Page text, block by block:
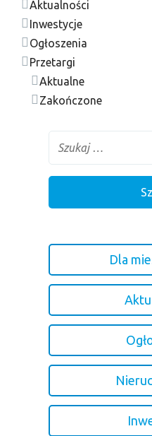
Aktualności
Inwestycje
Ogłoszenia
Przetargi
Aktualne
Zakończone
Dla